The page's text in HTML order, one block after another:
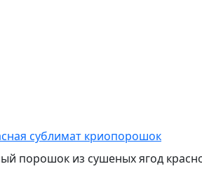
сублимат криопорошок
порошок из сушеных ягод